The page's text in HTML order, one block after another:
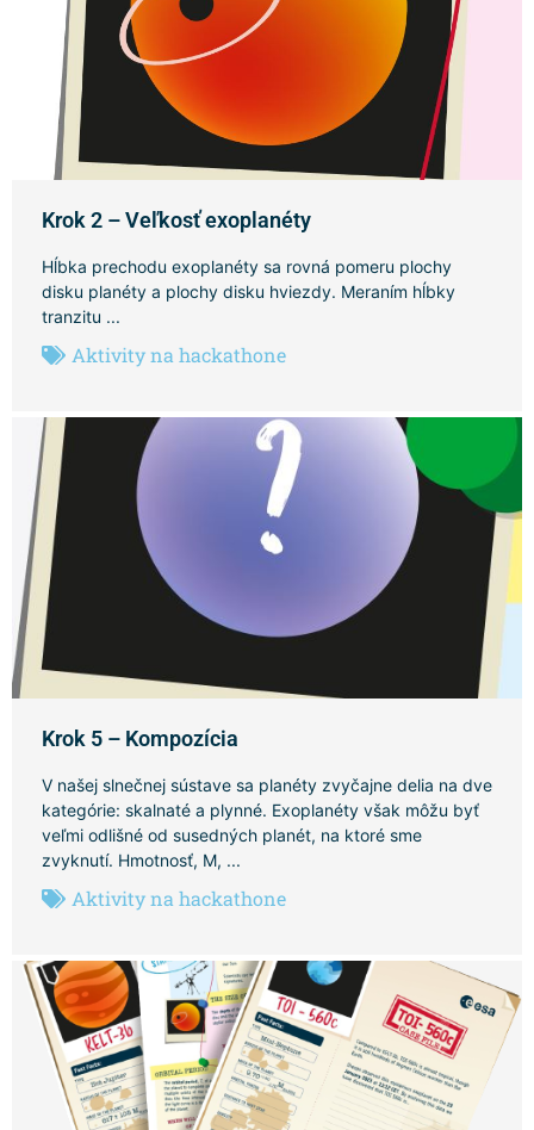
Krok 2 – Veľkosť exoplanéty
Hĺbka prechodu exoplanéty sa rovná pomeru plochy
disku planéty a plochy disku hviezdy. Meraním hĺbky
tranzitu ...
Aktivity na hackathone
Krok 5 – Kompozícia
V našej slnečnej sústave sa planéty zvyčajne delia na dve
kategórie: skalnaté a plynné. Exoplanéty však môžu byť
veľmi odlišné od susedných planét, na ktoré sme
zvyknutí. Hmotnosť, M, ...
Aktivity na hackathone